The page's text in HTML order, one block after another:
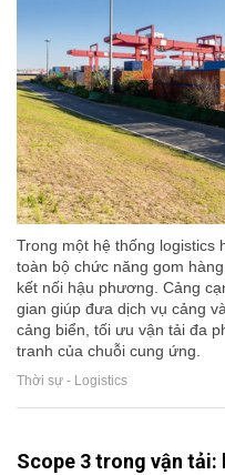
Trong một hệ thống logistics
toàn bộ chức năng gom
kết nối hậu phương. Cảng
gian giúp đưa dịch vụ cảng
cảng biển, tối ưu vận tải đa
tranh của chuỗi cung ứng.
Thời sự - Logistics
Scope 3 trong vận